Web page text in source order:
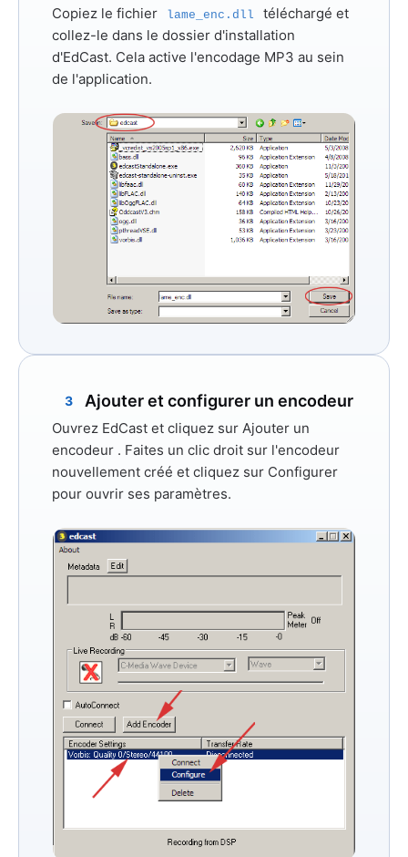
Copiez le fichier lame_enc.dll
téléchargé et
collez-le dans le dossier d'installation
d'EdCast. Cela active l'encodage MP3 au sein
de l'application.
3 Ajouter et configurer un encodeur
Ouvrez EdCast et cliquez sur Ajouter un
encodeur . Faites un clic droit sur l'encodeur
nouvellement créé et cliquez sur Configurer
pour ouvrir ses paramètres.